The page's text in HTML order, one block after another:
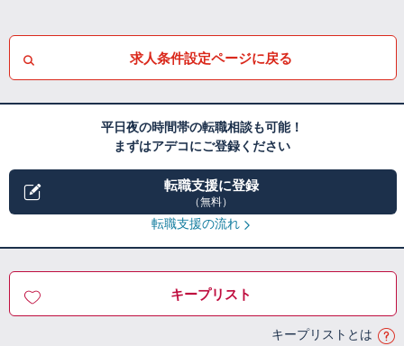
求人条件設定ページに戻る
平日夜の時間帯の転職相談も可能！
まずはアデコにご登録ください
転職支援に登録
（無料）
転職支援の流れ
キープリスト
キープリストとは